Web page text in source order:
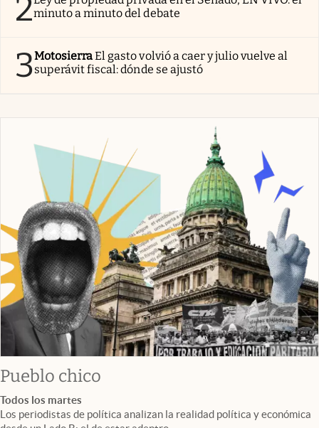
2minuto a minuto del debate
3MotosierraEl gasto volvió a caer y julio vuelve al
superávit fiscal: dónde se ajustó
Pueblo chico
Todos los martes
Los periodistas de política analizan la realidad política y económica